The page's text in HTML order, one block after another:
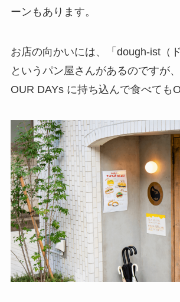
ーンもあります。
お店の向かいには、「dough-ist（
というパン屋さんがあるのですが
OUR DAYs に持ち込んで食べても